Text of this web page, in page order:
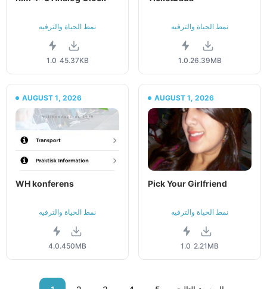
نمط الحياة والترفيه
1.0 45.37KB
نمط الحياة والترفيه
1.0.26.39MB
AUGUST 1, 2026
WH konferens
نمط الحياة والترفيه
4.0.450MB
AUGUST 1, 2026
Pick Your Girlfriend
نمط الحياة والترفيه
1.0 2.21MB